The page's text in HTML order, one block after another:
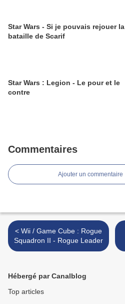
Star Wars - Si je pouvais rejouer la
bataille de Scarif
Star Wars : Legion - Le pour et le
contre
Commentaires
Ajouter un commentaire
< Wii / Game Cube : Rogue
Squadron II - Rogue Leader
Hébergé par Canalblog
Top articles